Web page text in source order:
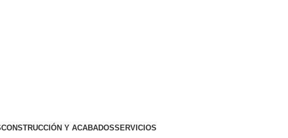
CONSTRUCCIÓN Y ACABADOSSERVICIOS